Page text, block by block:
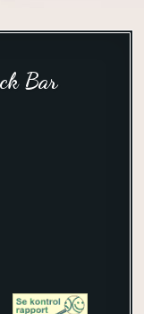
Bar